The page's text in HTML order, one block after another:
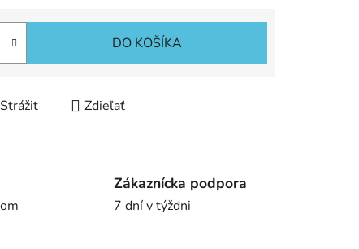
DO KOŠÍKA
Strážiť Zdieľať
Zákaznícka podpora
7 dní v týždni